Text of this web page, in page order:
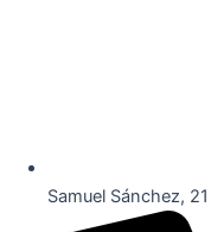
Samuel Sánchez,